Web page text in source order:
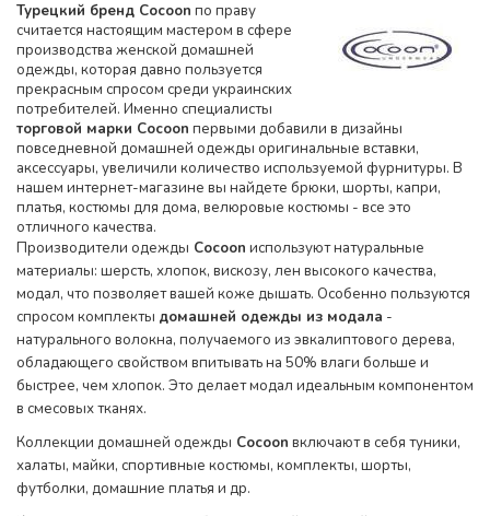
Турецкий бренд Cocoon по праву
считается настоящим мастером в сфере
производства женской домашней
одежды, которая давно пользуется
прекрасным спросом среди украинских
потребителей. Именно специалисты
торговой марки Cocoon первыми добавили в дизайны
повседневной домашней одежды оригинальные вставки,
аксессуары, увеличили количество используемой фурнитуры. В
нашем интернет-магазине вы найдете брюки, шорты, капри,
платья, костюмы для дома, велюровые костюмы - все это
отличного качества.
Производители одежды Cocoon используют натуральные
материалы: шерсть, хлопок, вискозу, лен высокого качества,
модал, что позволяет вашей коже дышать. Особенно пользуются
спросом комплекты домашней одежды из модала -
натурального волокна, получаемого из эвкалиптового дерева,
обладающего свойством впитывать на 50% влаги больше и
быстрее, чем хлопок. Это делает модал идеальным компонентом
в смесовых тканях.
Коллекции домашней одежды Cocoon включают в себя туники,
халаты, майки, спортивные костюмы, комплекты, шорты,
футболки, домашние платья и др.